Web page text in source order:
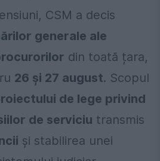
CSM a decis
generale ale
din toată țara,
26 și 27 august. Scopul
de lege privind
de serviciu transmis
și stabilirea unei